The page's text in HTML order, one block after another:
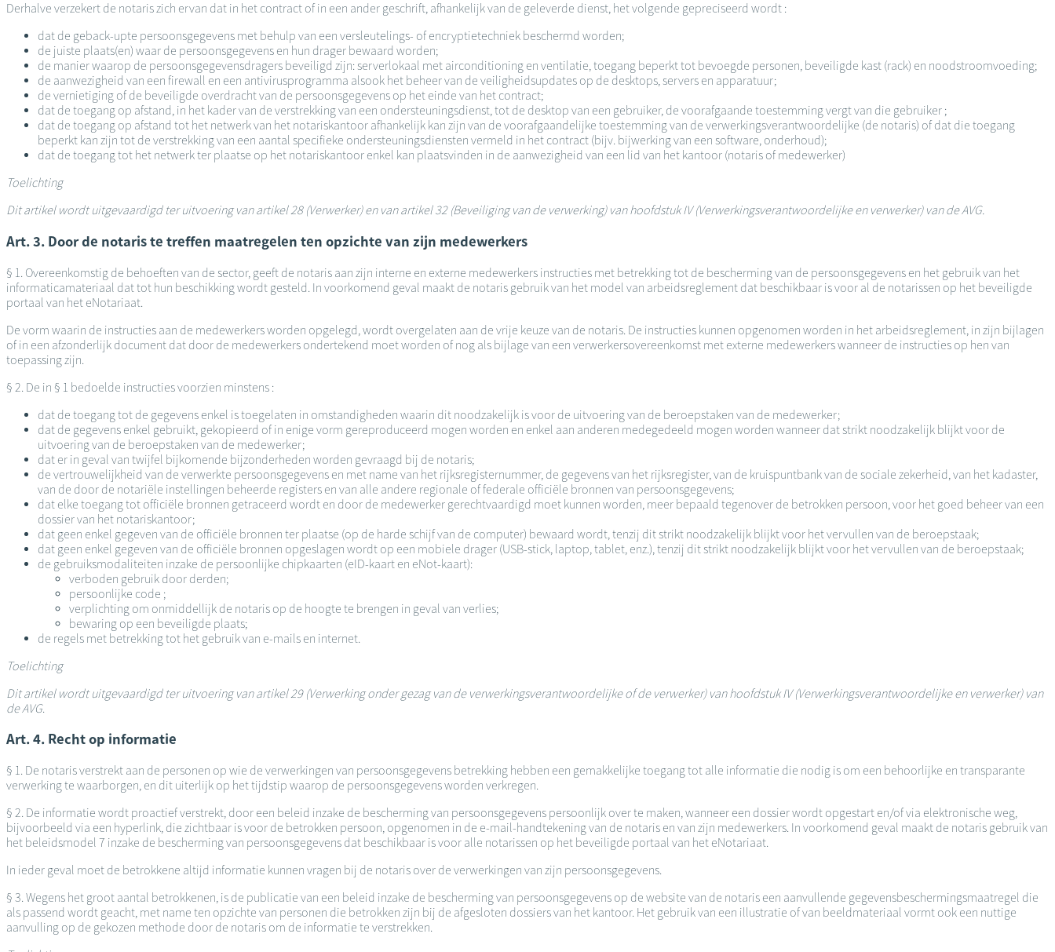
Derhalve verzekert de notaris zich ervan dat in het contract of in een ander geschrift, afhankelijk van de geleverde dienst, het volgende gepreciseerd wordt :
dat de geback-upte persoonsgegevens met behulp van een versleutelings- of encryptietechniek beschermd worden;
de juiste plaats(en) waar de persoonsgegevens en hun drager bewaard worden;
de manier waarop de persoonsgegevensdragers beveiligd zijn: serverlokaal met airconditioning en ventilatie, toegang beperkt tot bevoegde personen, beveiligde kast (rack) en noodstroomvoeding;
de aanwezigheid van een firewall en een antivirusprogramma alsook het beheer van de veiligheidsupdates op de desktops, servers en apparatuur;
de vernietiging of de beveiligde overdracht van de persoonsgegevens op het einde van het contract;
dat de toegang op afstand, in het kader van de verstrekking van een ondersteuningsdienst, tot de desktop van een gebruiker, de voorafgaande toestemming vergt van die gebruiker ;
dat de toegang op afstand tot het netwerk van het notariskantoor afhankelijk kan zijn van de voorafgaandelijke toestemming van de verwerkingsverantwoordelijke (de notaris) of dat die toegang
beperkt kan zijn tot de verstrekking van een aantal specifieke ondersteuningsdiensten vermeld in het contract (bijv. bijwerking van een software, onderhoud);
dat de toegang tot het netwerk ter plaatse op het notariskantoor enkel kan plaatsvinden in de aanwezigheid van een lid van het kantoor (notaris of medewerker)
Toelichting
Dit artikel wordt uitgevaardigd ter uitvoering van artikel 28 (Verwerker) en van artikel 32 (Beveiliging van de verwerking) van hoofdstuk IV (Verwerkingsverantwoordelijke en verwerker) van de AVG.
Art. 3. Door de notaris te treffen maatregelen ten opzichte van zijn medewerkers
§ 1. Overeenkomstig de behoeften van de sector, geeft de notaris aan zijn interne en externe medewerkers instructies met betrekking tot de bescherming van de persoonsgegevens en het gebruik van het
informaticamateriaal dat tot hun beschikking wordt gesteld. In voorkomend geval maakt de notaris gebruik van het model van arbeidsreglement dat beschikbaar is voor al de notarissen op het beveiligde
portaal van het eNotariaat.
De vorm waarin de instructies aan de medewerkers worden opgelegd, wordt overgelaten aan de vrije keuze van de notaris. De instructies kunnen opgenomen worden in het arbeidsreglement, in zijn bijlagen
of in een afzonderlijk document dat door de medewerkers ondertekend moet worden of nog als bijlage van een verwerkersovereenkomst met externe medewerkers wanneer de instructies op hen van
toepassing zijn.
§ 2. De in § 1 bedoelde instructies voorzien minstens :
dat de toegang tot de gegevens enkel is toegelaten in omstandigheden waarin dit noodzakelijk is voor de uitvoering van de beroepstaken van de medewerker;
dat de gegevens enkel gebruikt, gekopieerd of in enige vorm gereproduceerd mogen worden en enkel aan anderen medegedeeld mogen worden wanneer dat strikt noodzakelijk blijkt voor de
uitvoering van de beroepstaken van de medewerker;
dat er in geval van twijfel bijkomende bijzonderheden worden gevraagd bij de notaris;
de vertrouwelijkheid van de verwerkte persoonsgegevens en met name van het rijksregisternummer, de gegevens van het rijksregister, van de kruispuntbank van de sociale zekerheid, van het kadaster,
van de door de notariële instellingen beheerde registers en van alle andere regionale of federale officiële bronnen van persoonsgegevens;
dat elke toegang tot officiële bronnen getraceerd wordt en door de medewerker gerechtvaardigd moet kunnen worden, meer bepaald tegenover de betrokken persoon, voor het goed beheer van een
dossier van het notariskantoor;
dat geen enkel gegeven van de officiële bronnen ter plaatse (op de harde schijf van de computer) bewaard wordt, tenzij dit strikt noodzakelijk blijkt voor het vervullen van de beroepstaak;
dat geen enkel gegeven van de officiële bronnen opgeslagen wordt op een mobiele drager (USB-stick, laptop, tablet, enz.), tenzij dit strikt noodzakelijk blijkt voor het vervullen van de beroepstaak;
de gebruiksmodaliteiten inzake de persoonlijke chipkaarten (eID-kaart en eNot-kaart):
verboden gebruik door derden;
persoonlijke code ;
verplichting om onmiddellijk de notaris op de hoogte te brengen in geval van verlies;
bewaring op een beveiligde plaats;
de regels met betrekking tot het gebruik van e-mails en internet.
Toelichting
Dit artikel wordt uitgevaardigd ter uitvoering van artikel 29 (Verwerking onder gezag van de verwerkingsverantwoordelijke of de verwerker) van hoofdstuk IV (Verwerkingsverantwoordelijke en verwerker) van
de AVG.
Art. 4. Recht op informatie
§ 1. De notaris verstrekt aan de personen op wie de verwerkingen van persoonsgegevens betrekking hebben een gemakkelijke toegang tot alle informatie die nodig is om een behoorlijke en transparante
verwerking te waarborgen, en dit uiterlijk op het tijdstip waarop de persoonsgegevens worden verkregen.
§ 2. De informatie wordt proactief verstrekt, door een beleid inzake de bescherming van persoonsgegevens persoonlijk over te maken, wanneer een dossier wordt opgestart en/of via elektronische weg,
bijvoorbeeld via een hyperlink, die zichtbaar is voor de betrokken persoon, opgenomen in de e-mail-handtekening van de notaris en van zijn medewerkers. In voorkomend geval maakt de notaris gebruik van
het beleidsmodel 7 inzake de bescherming van persoonsgegevens dat beschikbaar is voor alle notarissen op het beveiligde portaal van het eNotariaat.
In ieder geval moet de betrokkene altijd informatie kunnen vragen bij de notaris over de verwerkingen van zijn persoonsgegevens.
§ 3. Wegens het groot aantal betrokkenen, is de publicatie van een beleid inzake de bescherming van persoonsgegevens op de website van de notaris een aanvullende gegevensbeschermingsmaatregel die
als passend wordt geacht, met name ten opzichte van personen die betrokken zijn bij de afgesloten dossiers van het kantoor. Het gebruik van een illustratie of van beeldmateriaal vormt ook een nuttige
aanvulling op de gekozen methode door de notaris om de informatie te verstrekken.